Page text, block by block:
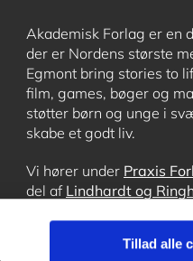
Tillad alle
Akademisk Forlag er en
der er Nordens største
Egmont bring stories to
film, games, bøger og
støtter børn og unge i
skabe et godt liv.
Vi hører under Praxis
del af Lindhardt og
Ordblindetræningog